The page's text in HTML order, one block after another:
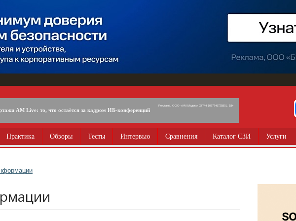
AM Live: то, что остаётся за кадром ИБ-конференций
Реклама. ООО «АМ Медиа» ОГРН 1077746725891, 18+
Практика Обзоры Тесты Интервью Сравнения Каталог СЗИ Услуги